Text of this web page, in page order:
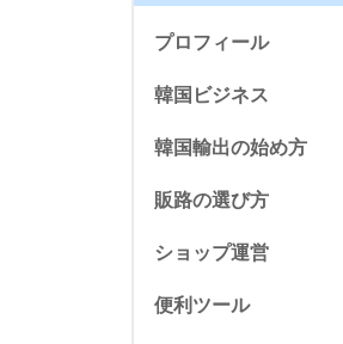
プロフィール
韓国ビジネス
韓国輸出の始め方
販路の選び方
ショップ運営
便利ツール